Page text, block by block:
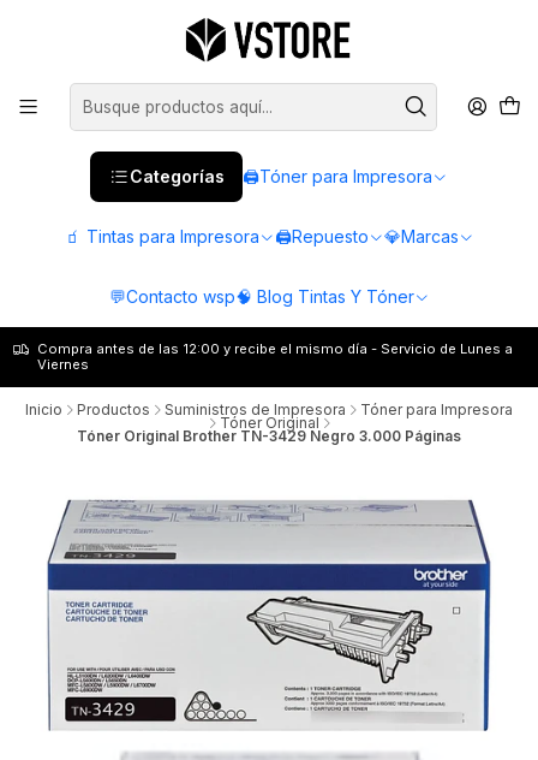
Categorías 🖨️Tóner para Impresora
🧃 Tintas para Impresora 🖨️Repuesto 💎Marcas
💬Contacto wsp🧠 Blog Tintas Y Tóner
Compra antes de las 12:00 y recibe el mismo día - Servicio de Lunes a
Viernes
Inicio Productos Suministros de Impresora Tóner para Impresora
Tóner Original
Tóner Original Brother TN-3429 Negro 3.000 Páginas